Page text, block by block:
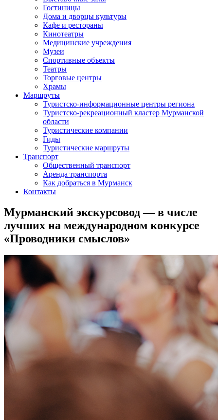
Гостиницы
Дома и дворцы культуры
Кафе и рестораны
Кинотеатры
Медицинские учреждения
Музеи
Спортивные объекты
Театры
Торговые центры
Храмы
Маршруты
Туристско-информационные центры региона
Туристско-рекреационный кластер Мурманской
области
Туристические компании
Гиды
Туристические маршруты
Транспорт
Общественный транспорт
Аренда транспорта
Как добраться в Мурманск
Контакты
Мурманский экскурсовод — в числе
лучших на международном конкурсе
«Проводники смыслов»